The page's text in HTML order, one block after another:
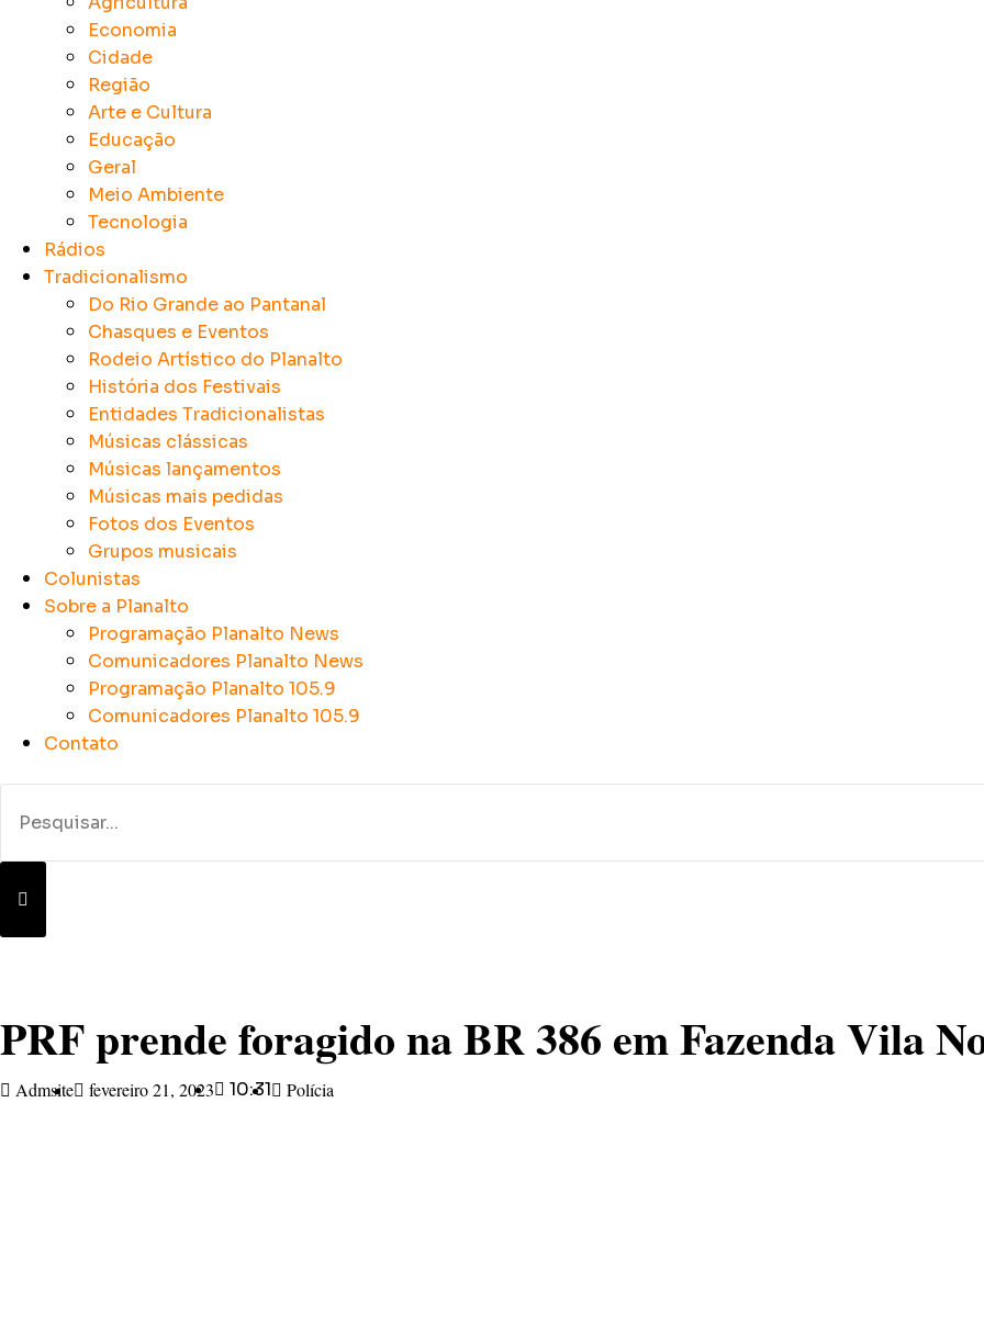
Economia
Cidade
Região
Arte e Cultura
Educação
Geral
Meio Ambiente
Tecnologia
Rádios
Tradicionalismo
Do Rio Grande ao Pantanal
Chasques e Eventos
Rodeio Artístico do Planalto
História dos Festivais
Entidades Tradicionalistas
Músicas clássicas
Músicas lançamentos
Músicas mais pedidas
Fotos dos Eventos
Grupos musicais
Colunistas
Sobre a Planalto
Programação Planalto News
Comunicadores Planalto News
Programação Planalto 105.9
Comunicadores Planalto 105.9
Contato
PRF prende foragido na BR 386 em Fazenda Vila
Admsite fevereiro 21, 2023 10:31 Polícia